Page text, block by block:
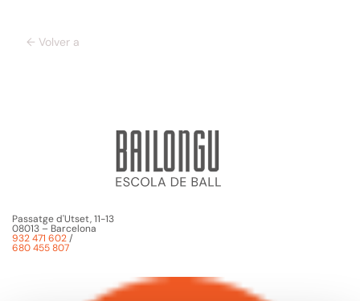
← Volver a
Passatge d'Utset, 11-13
08013 – Barcelona
932 471 602/
680 455 807